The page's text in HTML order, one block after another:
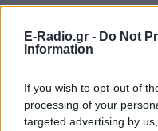
E-Radio.gr - Do Not
Information
If you wish to opt-out of
processing of your
targeted advertising by
Εσύ μπήκες στο
και ότι σου κάνει κλικ!
Ακολουθήστε το